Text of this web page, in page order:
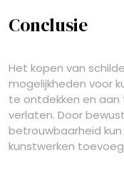
Conclusie
Het kopen van
mogelijkheden voor
te ontdekken en
verlaten. Door
betrouwbaarheid
kunstwerken